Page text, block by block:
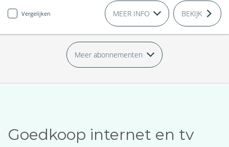
Vergelijken MEER INFO BEKIJK
Meer abonnementen
Goedkoop internet en tv